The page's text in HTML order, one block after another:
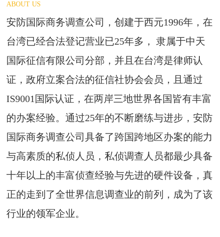
ABOUT US
安防国际商务调查公司，创建于西元1996年，在
台湾已经合法登记营业已25年多， 隶属于中天
国际征信有限公司分部，并且在台湾是律师认
证，政府立案合法的征信社协会会员，且通过
IS9001国际认证，在两岸三地世界各国皆有丰富
的办案经验。通过25年的不断磨练与进步，安防
国际商务调查公司具备了跨国跨地区办案的能力
与高素质的私侦人员，私侦调查人员都最少具备
十年以上的丰富侦查经验与先进的硬件设备，真
正的走到了全世界信息调查业的前列，成为了该
行业的领军企业。